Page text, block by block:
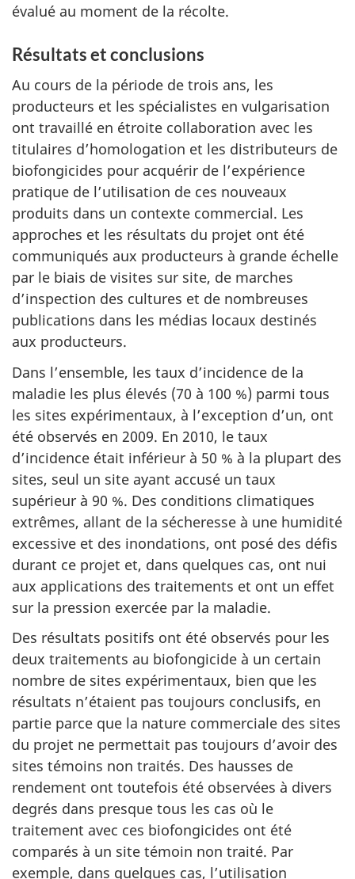
évalué au moment de la récolte.
Résultats et conclusions
Au cours de la période de trois ans, les
producteurs et les spécialistes en vulgarisation
ont travaillé en étroite collaboration avec les
titulaires d’homologation et les distributeurs de
biofongicides pour acquérir de l’expérience
pratique de l’utilisation de ces nouveaux
produits dans un contexte commercial. Les
approches et les résultats du projet ont été
communiqués aux producteurs à grande échelle
par le biais de visites sur site, de marches
d’inspection des cultures et de nombreuses
publications dans les médias locaux destinés
aux producteurs.
Dans l’ensemble, les taux d’incidence de la
maladie les plus élevés (70 à 100 %) parmi tous
les sites expérimentaux, à l’exception d’un, ont
été observés en 2009. En 2010, le taux
d’incidence était inférieur à 50 % à la plupart des
sites, seul un site ayant accusé un taux
supérieur à 90 %. Des conditions climatiques
extrêmes, allant de la sécheresse à une humidité
excessive et des inondations, ont posé des défis
durant ce projet et, dans quelques cas, ont nui
aux applications des traitements et ont un effet
sur la pression exercée par la maladie.
Des résultats positifs ont été observés pour les
deux traitements au biofongicide à un certain
nombre de sites expérimentaux, bien que les
résultats n’étaient pas toujours conclusifs, en
partie parce que la nature commerciale des sites
du projet ne permettait pas toujours d’avoir des
sites témoins non traités. Des hausses de
rendement ont toutefois été observées à divers
degrés dans presque tous les cas où le
traitement avec ces biofongicides ont été
comparés à un site témoin non traité. Par
exemple, dans quelques cas, l’utilisation